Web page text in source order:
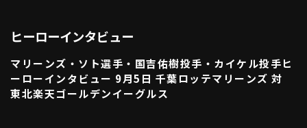
ヒーローインタビュー
マリーンズ・ソト選手・国吉佑樹投手・カイケル投手ヒ
ーローインタビュー 9月5日 千葉ロッテマリーンズ 対
東北楽天ゴールデンイーグルス